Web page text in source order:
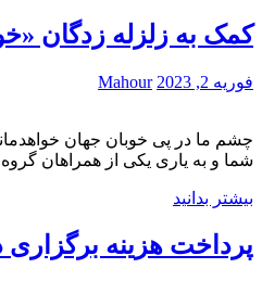
کمک به زلزله زدگان
فوریه 2, 2023 Mahour
چشم ما در پی خوبان جهان
شما و به یاری یکی از همراهان گروه
بیشتر بدانید
پرداخت هزینه